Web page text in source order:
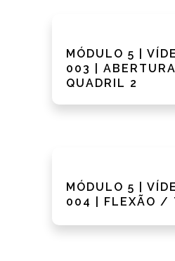
MÓDULO 5 |
003 |
QUADRIL 2
MÓDULO 5 |
004 | FLEXÃO /